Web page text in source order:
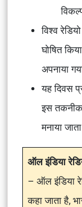
विश्व
घोषित
अपनाया
यह दिवस
इस
मनाया
ऑल इंडिया
– ऑल इंडिया
कहा जाता है,